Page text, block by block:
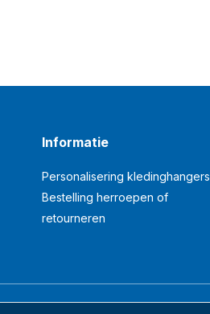
Informatie
Personalisering kledinghangers
Bestelling herroepen of
retourneren